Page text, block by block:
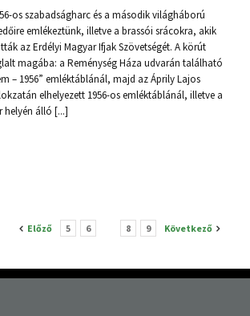
os szabadságharc és a második világháború
emlékeztünk, illetve a brassói srácokra, akik
az Erdélyi Magyar Ifjak Szövetségét. A körút
magába: a Reménység Háza udvarán található
– 1956” emléktáblánál, majd az Áprily Lajos
elhelyezett 1956-os emléktáblánál, illetve a
álló [...]
Előző 5 6 8 9 Következő